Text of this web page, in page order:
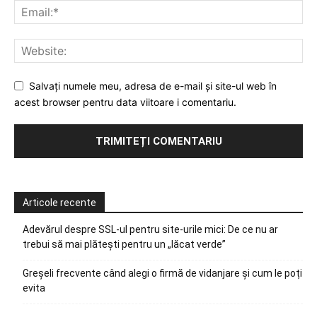
Salvați numele meu, adresa de e-mail și site-ul web în
acest browser pentru data viitoare i comentariu.
Articole recente
Adevărul despre SSL-ul pentru site-urile mici: De ce nu ar
trebui să mai plătești pentru un „lăcat verde”
Greșeli frecvente când alegi o firmă de vidanjare și cum le poți
evita